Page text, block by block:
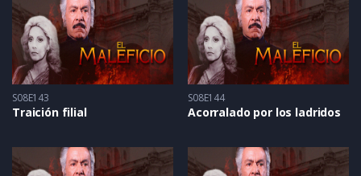
S08E143
Traición filial
S08E144
Acorralado por los ladridos